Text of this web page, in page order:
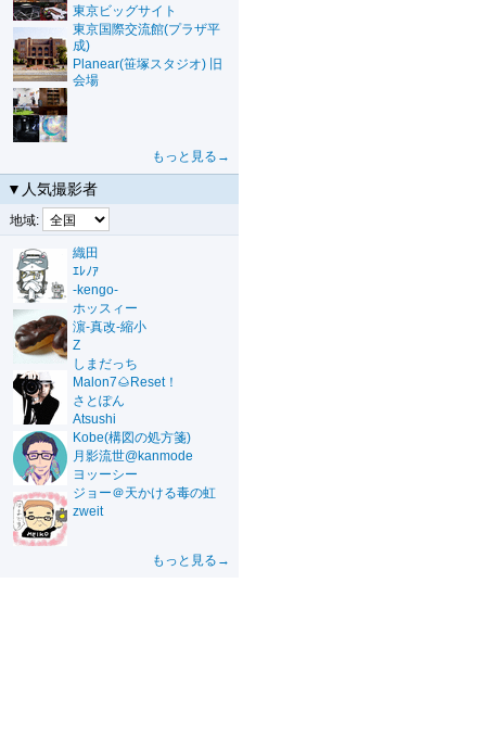
東京ビッグサイト
東京国際交流館(プラザ平
成)
Planear(笹塚スタジオ) 旧
会場
もっと見る→
▼人気撮影者
地域:
織田
ｴﾚﾉｱ
-kengo-
ホッスィー
濵-真改-縮小
Z
しまだっち
Malon7🌰Reset！
さとぽん
Atsushi
Kobe(構図の処方箋)
月影流世@kanmode
ヨッーシー
ジョー＠天かける毒の虹
zweit
もっと見る→